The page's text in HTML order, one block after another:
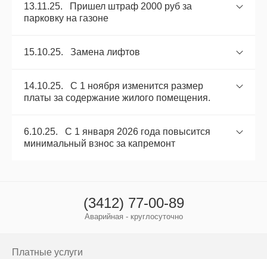
13.11.25. Пришел штраф 2000 руб за
парковку на газоне
15.10.25. Замена лифтов
14.10.25. С 1 ноября изменится размер
платы за содержание жилого помещения.
6.10.25. С 1 января 2026 года повысится
минимальный взнос за капремонт
(3412) 77-00-89
Аварийная - круглосуточно
Платные услуги